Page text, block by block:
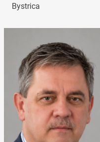
Bystrica